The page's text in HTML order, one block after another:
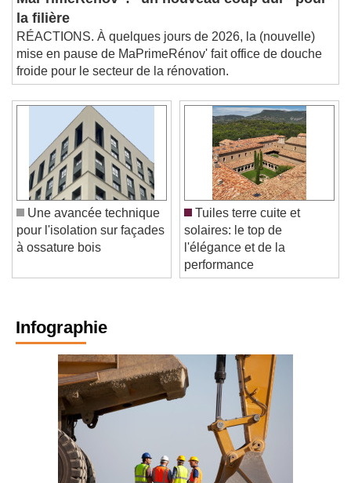
MaPrimeRénov' : "un nouveau coup dur" pour
la filière
RÉACTIONS. À quelques jours de 2026, la (nouvelle)
mise en pause de MaPrimeRénov' fait office de douche
froide pour le secteur de la rénovation.
Une avancée technique
pour l'isolation sur façades
Tuiles terre cuite et
solaires: le top de
l'élégance et de la
performance
Infographie